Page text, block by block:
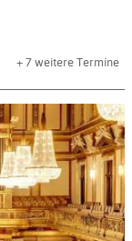
+ 7 weitere Termine